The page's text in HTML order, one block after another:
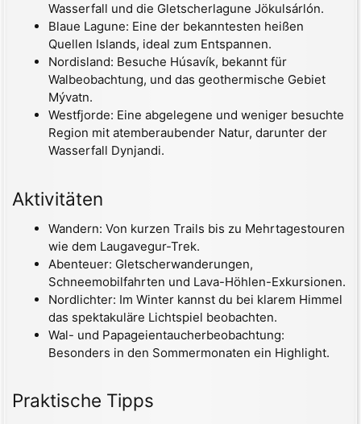
Wasserfall und die Gletscherlagune Jökulsárlón.
Blaue Lagune: Eine der bekanntesten heißen
Quellen Islands, ideal zum Entspannen.
Nordisland: Besuche Húsavík, bekannt für
Walbeobachtung, und das geothermische Gebiet
Mývatn.
Westfjorde: Eine abgelegene und weniger besuchte
Region mit atemberaubender Natur, darunter der
Wasserfall Dynjandi.
Aktivitäten
Wandern: Von kurzen Trails bis zu Mehrtagestouren
wie dem Laugavegur-Trek.
Abenteuer: Gletscherwanderungen,
Schneemobilfahrten und Lava-Höhlen-Exkursionen.
Nordlichter: Im Winter kannst du bei klarem Himmel
das spektakuläre Lichtspiel beobachten.
Wal- und Papageientaucherbeobachtung:
Besonders in den Sommermonaten ein Highlight.
Praktische Tipps